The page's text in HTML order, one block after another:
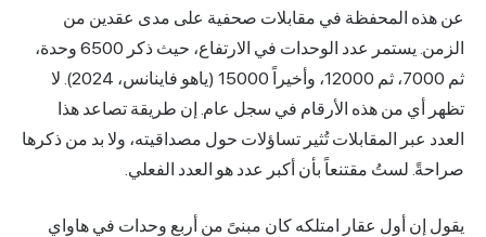
عن هذه المحفظة في مقابلات صحفية على مدى عقدين من
الزمن. يستمر عدد الوحدات في الارتفاع، حيث ذكر 6500 وحدة،
ثم 7000، ثم 12000، وأخيراً 15000 (ياهو فاينانس، 2024). لا
تظهر أي من هذه الأرقام في سجل عام. إن طريقة تصاعد هذا
العدد عبر المقابلات تُثير تساؤلات حول مصداقيته، ولا بد من ذكرها
صراحةً. لستُ مقتنعاً بأن أكبر عدد هو العدد الفعلي.
يقول إن أول عقار امتلكه كان مبنىً من أربع وحدات في هاواي